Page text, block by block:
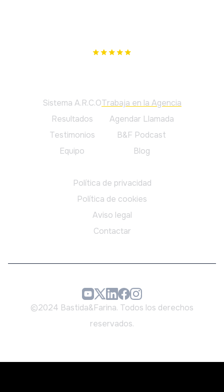
Sistema A.R.C.O
Resultados
Testimonios
Equipo
Trabaja en la Agencia
Agendar Llamada
B&F Podcast
Blog
Política de privacidad
Política de cookies
Aviso legal
Contactar
©2024 Bastida&Farina. Todos los derechos
reservados.